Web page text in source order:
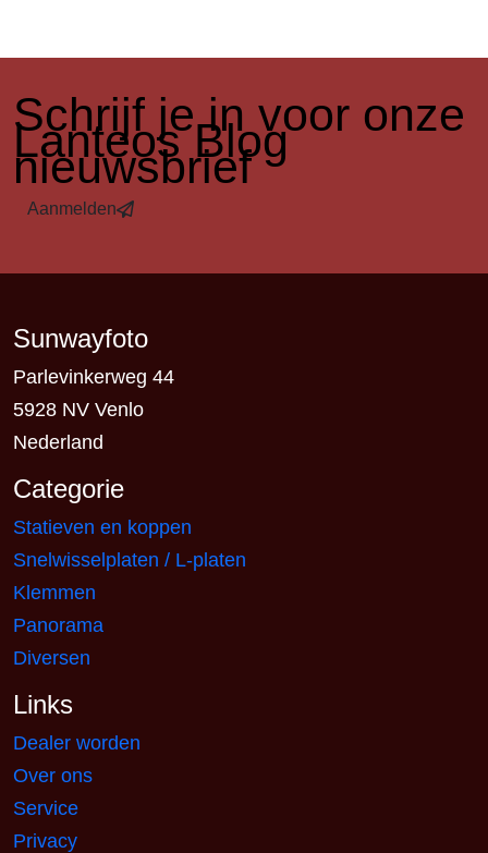
​Schrijf je in voor onze
Lanteos Blog
nieuwsbrief
Aanmelden
Sunwayfoto
Parlevinkerweg 44
5928 NV Venlo
Nederland
Categorie
Statieven en koppen
Snelwisselplaten / L-platen
Klemmen
Panorama
Diversen
Links
Dealer worden
Over ons
Service
Privacy